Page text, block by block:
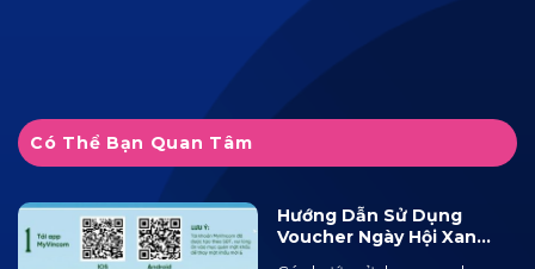
Có Thể Bạn Quan Tâm
Hướng Dẫn Sử Dụng
Voucher Ngày Hội Xanh